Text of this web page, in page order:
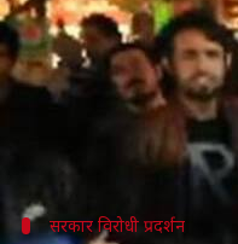
क्या है खबर?
पाकिस्तान में सरकार
छात्रों ने ये नारे
सरकार विरोधी प्रदर्शन